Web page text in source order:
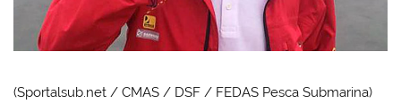
(Sportalsub.net / CMAS / DSF / FEDAS Pesca Submarina)